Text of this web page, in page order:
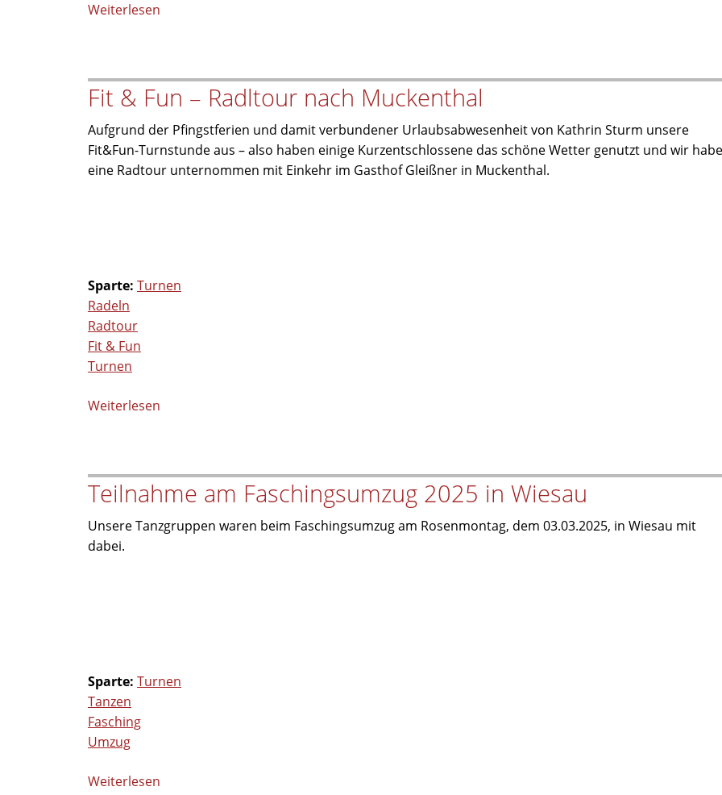
Weiterlesen
Hochzeit
von
Anna
&
Christoph
Fit & Fun – Radltour nach Muckenthal
Aufgrund der Pfingstferien und damit verbundener Urlaubsabwesenheit von Kathrin Sturm unsere
Fit&Fun-Turnstunde aus – also haben einige Kurzentschlossene das schöne Wetter genutzt und wir
eine Radtour unternommen mit Einkehr im Gasthof Gleißner in Muckenthal.
Sparte: Turnen
Radeln
Radtour
Fit & Fun
Turnen
Weiterlesen
–
Radltour
nach
Teilnahme am Faschingsumzug 2025 in Wiesau
Unsere Tanzgruppen waren beim Faschingsumzug am Rosenmontag, dem 03.03.2025, in Wiesau mit
dabei.
Sparte: Turnen
Tanzen
Fasching
Umzug
Weiterlesen